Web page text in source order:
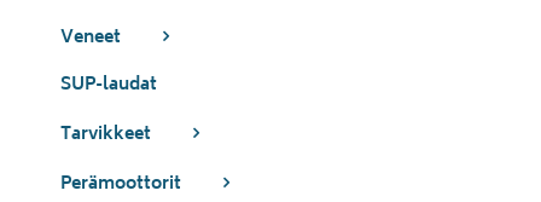
Veneet
SUP-laudat
Tarvikkeet
Perämoottorit